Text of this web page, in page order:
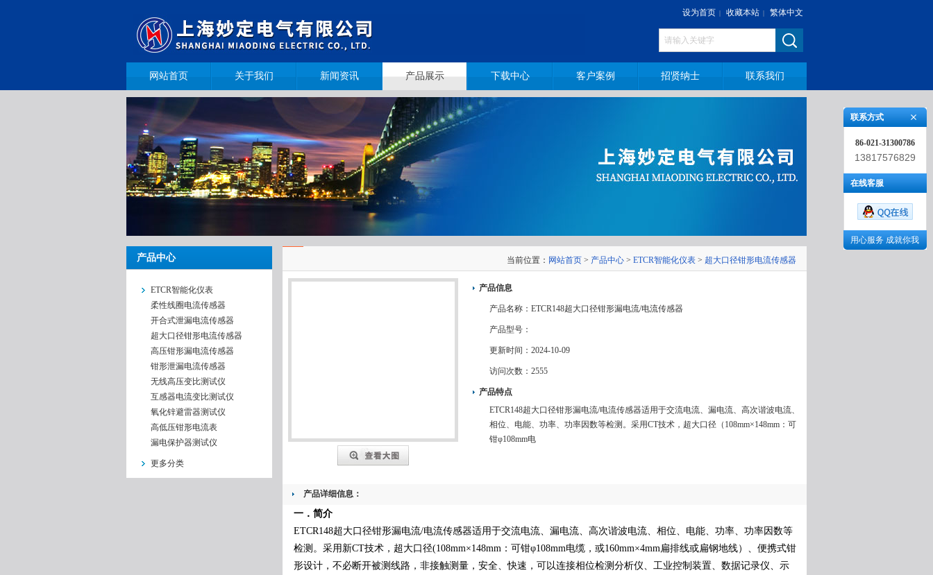
设为首页 | 收藏本站 | 繁体中文
网站首页 关于我们 新闻资讯 产品展示 下载中心 客户案例 招贤纳士 联系我们
产品中心
ETCR智能化仪表
柔性线圈电流传感器
开合式泄漏电流传感器
超大口径钳形电流传感器
高压钳形漏电流传感器
钳形泄漏电流传感器
无线高压变比测试仪
互感器电流变比测试仪
氧化锌避雷器测试仪
高低压钳形电流表
漏电保护器测试仪
更多分类
当前位置： 网站首页 > 产品中心 > ETCR智能化仪表 > 超大口径钳形电流传感器
产品信息
产品名称： ETCR148超大口径钳形漏电流/电流传感器
产品型号：
更新时间： 2024-10-09
访问次数： 2555
产品特点
ETCR148超大口径钳形漏电流/电流传感器适用于交流电流、漏电流、高次谐波电流、
相位、电能、功率、功率因数等检测。采用CT技术，超大口径（108mm×148mm：可
钳φ108mm电
产品详细信息：
一． 简介
ETCR148超大口径钳形漏电流/电流传感器适用于交流电流、漏电流、高次谐波电流、相位、电能、功率、功率因数等
检测。采用新CT技术，超大口径(108mm×148mm：可钳φ108mm电缆，或160mm×4mm扁排线或扁钢地线）、便携式钳
形设计，不必断开被测线路，非接触测量，安全、快速，可以连接相位检测分析仪、工业控制装置、数据记录仪、 示
联系方式
86-021-31300786
13817576829
在线客服
用心服务 成就你我